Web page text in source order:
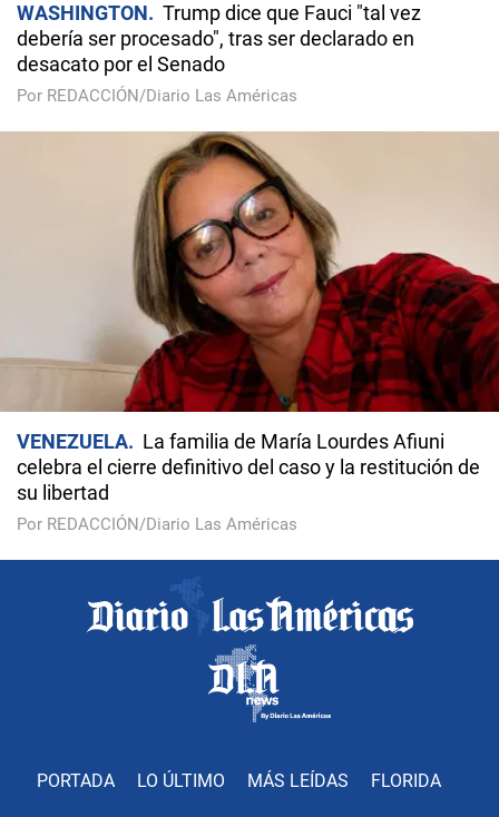
WASHINGTON
Trump dice que Fauci "tal vez
debería ser procesado", tras ser declarado en
desacato por el Senado
Por REDACCIÓN/Diario Las Américas
VENEZUELA
La familia de María Lourdes Afiuni
celebra el cierre definitivo del caso y la restitución de
su libertad
Por REDACCIÓN/Diario Las Américas
PORTADA LO ÚLTIMO MÁS LEÍDAS FLORIDA